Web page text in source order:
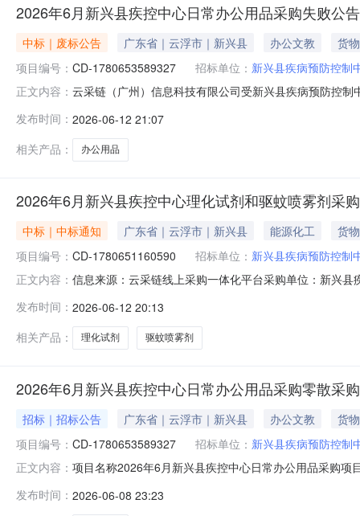
2026年6月新兴县疾控中心日常办公用品采购失败公告
中标｜废标公告 广东省｜云浮市｜新兴县 办公文教
货物
项目编号： CD-1780653589327 招标单位： 新兴县疾病预防控制
正文内容： 云采链（广州）信息科技有限公司受新兴县疾病预防控
原因附件2026年06月12日有效报价供应商不足三家三、
发布时间： 2026-06-12 21:07
相关产品：
办公用品
2026年6月新兴县疾控中心理化试剂和驱蚊喷雾剂采
中标｜中标通知 广东省｜云浮市｜新兴县 能源化工
货物
项目编号： CD-1780651160590 招标单位： 新兴县疾病预防控制
正文内容： 信息来源：云采链线上采购一体化平台采购单位：新兴
1780651160590）零散采购,现就本次零散采购的结果公
发布时间： 2026-06-12 20:13
相关产品：
理化试剂 驱蚊喷雾剂
2026年6月新兴县疾控中心日常办公用品采购零散采
招标｜招标公告 广东省｜云浮市｜新兴县 办公文教
货物
项目编号： CD-1780653589327 招标单位： 新兴县疾病预防控制
正文内容： 项目名称2026年6月新兴县疾控中心日常办公用品采购
报价是否含税是成交方式最低价成交法报价次数1报价间
发布时间： 2026-06-08 23:23